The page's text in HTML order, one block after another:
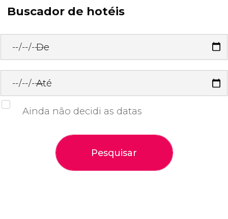
Buscador de hotéis
De
Até
Ainda não decidi as datas
Pesquisar